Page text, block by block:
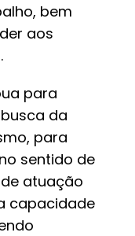
bem
aos
para
da
para
sentido de
atuação
capacidade